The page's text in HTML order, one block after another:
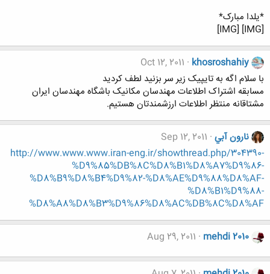
*یلدا مبارک*
[IMG] [IMG]
khosroshahiy
Oct 12, 2011
با سلام اگه به تایپیک زیر سر بزنید لطف کردید
مسابقه اشتراک اطلاعات مهندسان مکانیک باشگاه مهندسان ایران
مشتاقانه منتظر اطلاعات ارزشمندتان هستیم.
نارون آبي Sep 12, 2011
http://www.www.www.iran-eng.ir/showthread.php/304390-
%D9%85%DB%8C%D8%B1%D8%A7%D9%86-
%D8%B9%D8%B4%D9%82-%D8%AE%D9%88%D8%AF-
%D8%B1%D9%88-
%D8%A8%D8%B3%D9%86%D8%AC%DB%8C%D8%AF
mehdi 2010
Aug 29, 2011